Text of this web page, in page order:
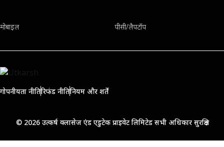
मोबाइल पीसी/लैपटॉप
गोपनीयता नीतिरिफंड नीतिनियम और शर्तें
© 2026 उत्कर्ष क्लासेज एंड एडुटेक प्राइवेट लिमिटेड सभी अधिकार सुरक्षित